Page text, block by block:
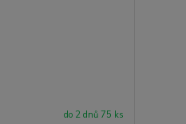
do 2 dnů 75 ks